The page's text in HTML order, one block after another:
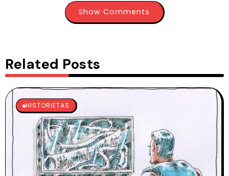
Show Comments
Related Posts
HISTORIETAS